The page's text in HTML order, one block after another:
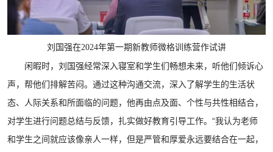
刘国强在2024年第一期新教师微格训练营作试讲
闲暇时，刘国强经常深入寝室和学生们畅想未来，听他们倾诉心
声，帮他们排解苦闷。通过这种沟通交流，深入了解学生的生活状
态、人际关系和所面临的问题，他再由点及面、个性与共性相结合，
对学生进行问题总结与反馈，扎实做好教育引导工作。“我认为老师
和学生之间就应该像亲人一样，但是严管和厚爱永远要结合在一起，